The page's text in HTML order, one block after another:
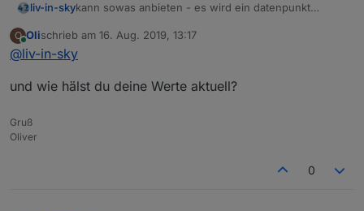
liv-in-skykann sowas anbieten - es wird ein datenpunkt
html widget mit binding - hostname ändern nicht
vergessen (das raspberry3 ersetzen mit eigenen
es ist kein schedule vorhanden, weil das ganze für
blockly integration gedacht war
O
Online
Olischrieb am 16. Aug. 2019, 13:17
zuletzt editiert von
@liv-in-sky
und wie hälst du deine Werte aktuell?
Gruß
Oliver
0